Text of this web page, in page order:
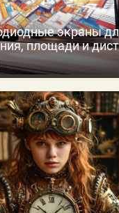
экраны
площади и